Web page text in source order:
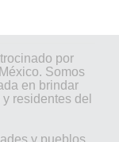
por
Somos
en brindar
residentes del
y pueblos